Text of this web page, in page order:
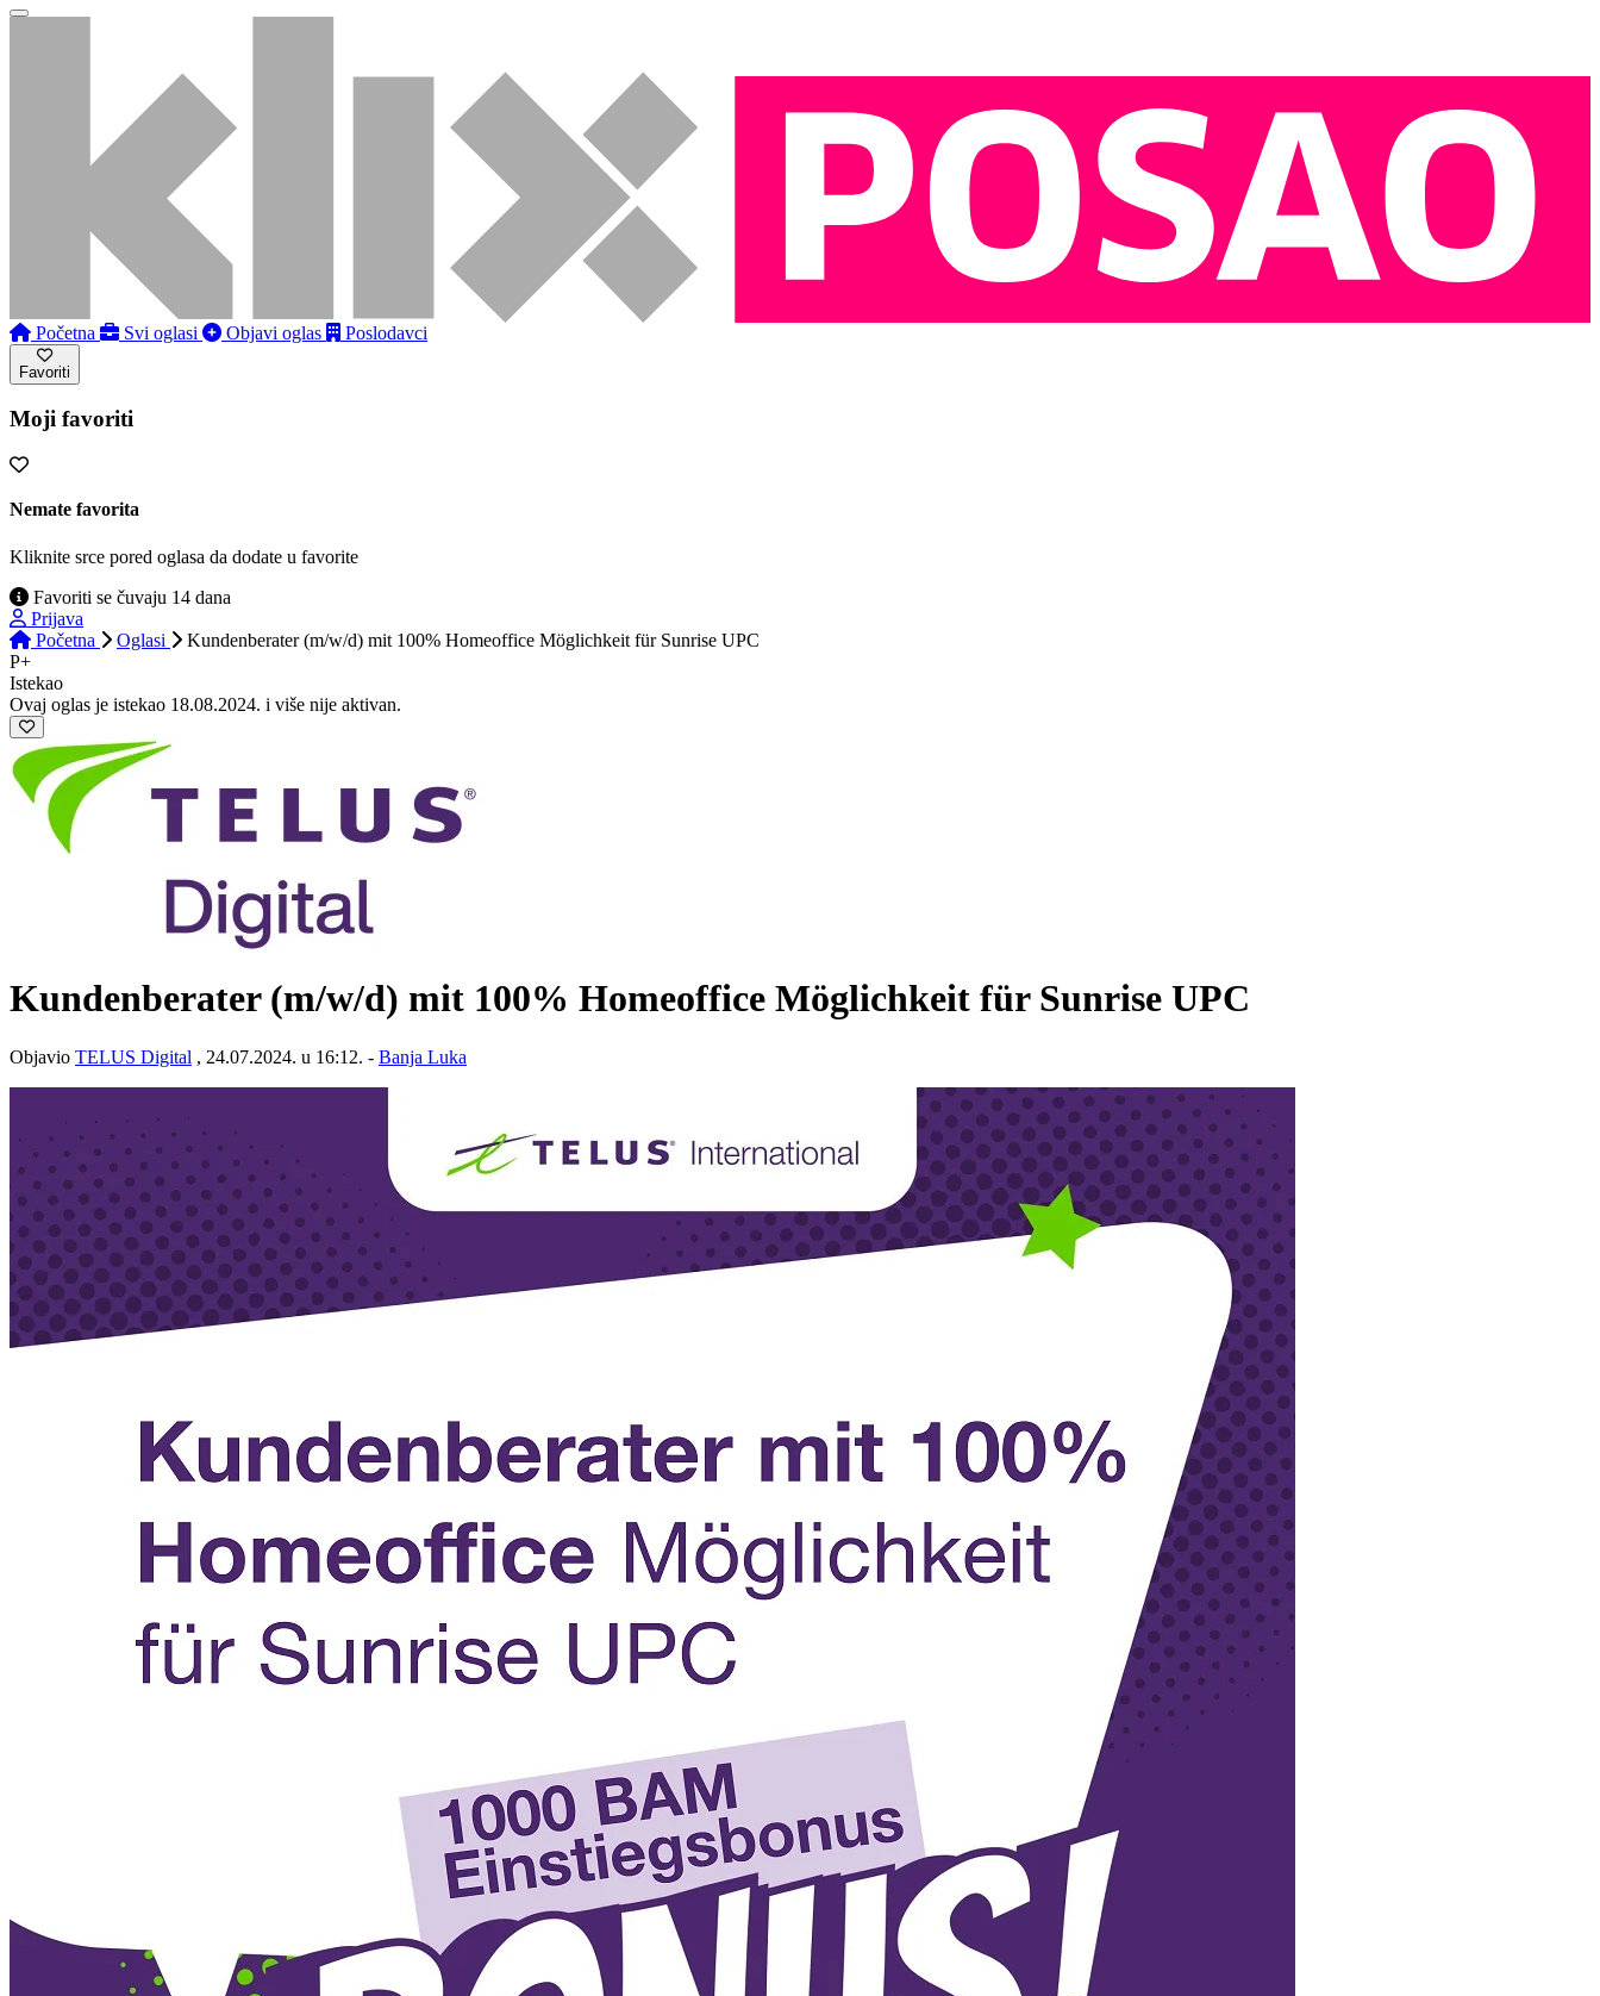
Početna Svi oglasi Objavi oglas Poslodavci
Favoriti
Moji favoriti
Nemate favorita
Kliknite srce pored oglasa da dodate u favorite
Favoriti se čuvaju 14 dana
Prijava
Početna
Oglasi
Kundenberater (m/w/d) mit 100% Homeoffice Möglichkeit für Sunrise UPC
P+
Istekao
Ovaj oglas je istekao 18.08.2024. i više nije aktivan.
Kundenberater (m/w/d) mit 100% Homeoffice Möglichkeit für Sunrise UPC
Objavio TELUS Digital , 24.07.2024. u 16:12. - Banja Luka